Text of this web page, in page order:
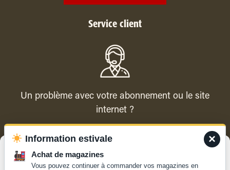
Service client
Un problème avec votre abonnement ou le site
internet ?
Contacter le service client ×
Information estivale
Achat de magazines
Vous pouvez continuer à commander vos magazines en